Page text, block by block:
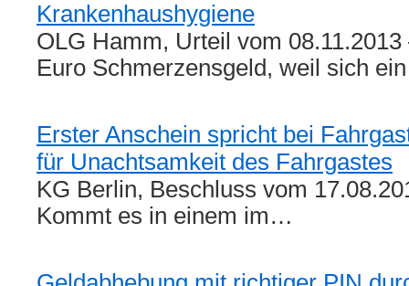
Krankenhaushygiene
OLG Hamm, Urteil vom
Euro Schmerzensgeld, weil sich
Erster Anschein spricht bei
für Unachtsamkeit des Fahrgastes
KG Berlin, Beschluss vom
Kommt es in einem im…